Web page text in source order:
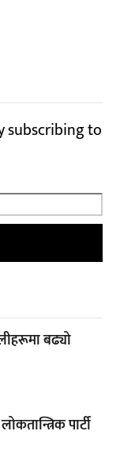
subscribing to
बढ्यो
पार्टी